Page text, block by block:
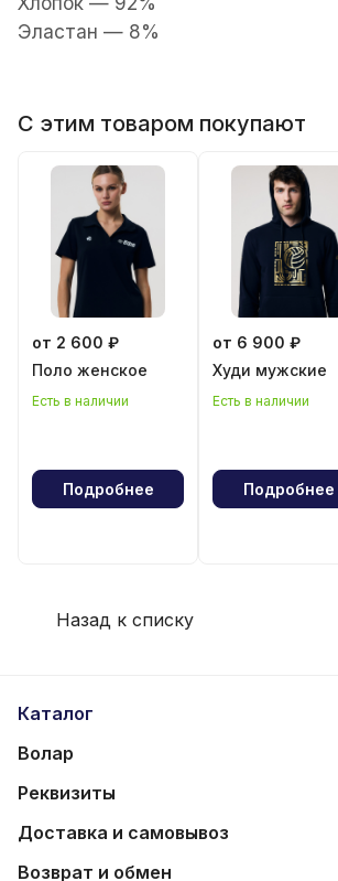
Эластан — 8%
С этим товаром покупают
от 2 600 ₽
Поло женскoe
Есть в наличии
Подробнее
от 6 900 ₽
Худи мужские
Есть в наличии
Подробнее
Назад к списку
Каталог
Волар
Реквизиты
Доставка и самовывоз
Возврат и обмен